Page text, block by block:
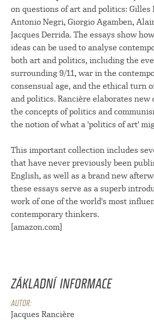
on questions of art and politics: Gilles
Antonio Negri, Giorgio Agamben,
Jacques Derrida. The essays show
ideas can be used to analyse
both art and politics, including the
surrounding 9/11, war in the
consensual age, and the ethical turn
and politics. Rancière elaborates new
the concepts of politics and
the notion of what a 'politics of art'
This important collection includes
that have never previously been
English, as well as a brand new
these essays serve as a superb
work of one of the world's most
contemporary thinkers.
[amazon.com]
ZÁKLADNÍ INFORMACE
AUTOR:
Jacques Rancière